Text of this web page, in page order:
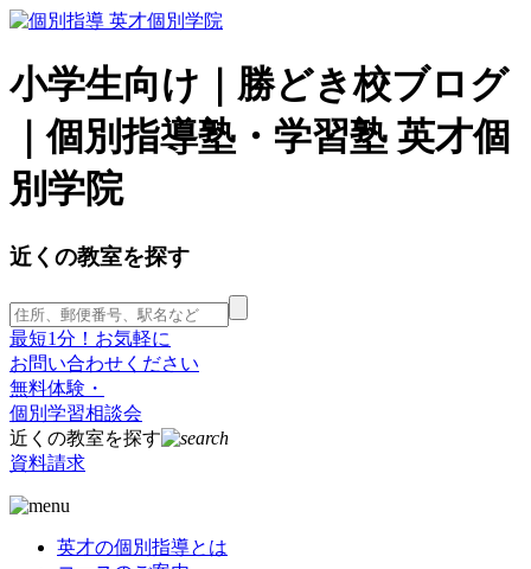
小学生向け｜勝どき校ブログ
｜個別指導塾・学習塾 英才個
別学院
近くの教室を探す
最短1分！お気軽に
お問い合わせください
無料体験・
個別学習相談会
近くの教室を探す
資料請求
英才の個別指導とは